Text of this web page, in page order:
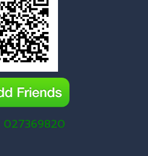
027369820